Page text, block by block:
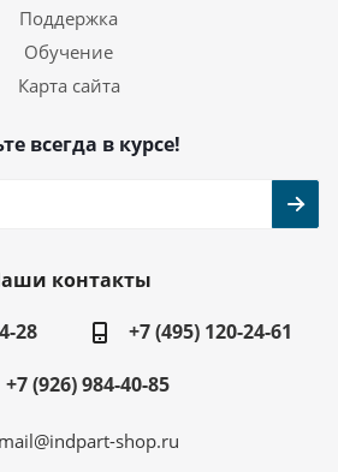
Поддержка
Обучение
Карта сайта
всегда в курсе!
контакты
28
+7 (495) 120-24-61
+7 (926) 984-40-85
mail@indpart-shop.ru